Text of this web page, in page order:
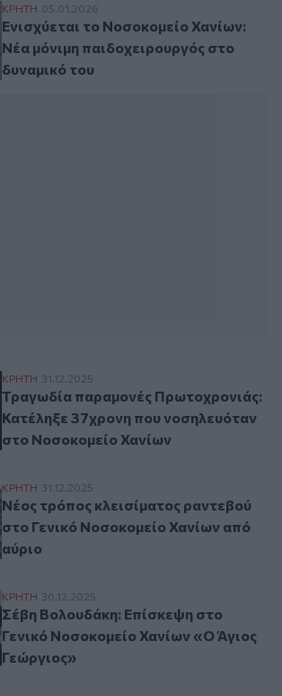
Ενισχύεται το Νοσοκομείο Χανίων: Νέα
ΚΡΗΤΗ 05.01.2026
Ενισχύεται το Νοσοκομείο Χανίων:
Νέα μόνιμη παιδοχειρουργός στο
δυναμικό του
Τραγωδία παραμονές Πρωτοχρονιάς:
ΚΡΗΤΗ 31.12.2025
Τραγωδία παραμονές Πρωτοχρονιάς:
Κατέληξε 37χρονη που νοσηλευόταν
στο Νοσοκομείο Χανίων
Νέος τρόπος κλεισίματος ραντεβού στο
ΚΡΗΤΗ 31.12.2025
Νέος τρόπος κλεισίματος ραντεβού
στο Γενικό Νοσοκομείο Χανίων από
αύριο
Σέβη Βολουδάκη: Επίσκεψη στο Γενικό
ΚΡΗΤΗ 30.12.2025
Σέβη Βολουδάκη: Επίσκεψη στο
Γενικό Νοσοκομείο Χανίων «Ο Άγιος
Γεώργιος»